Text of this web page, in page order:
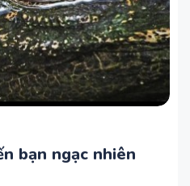
bạn ngạc nhiên